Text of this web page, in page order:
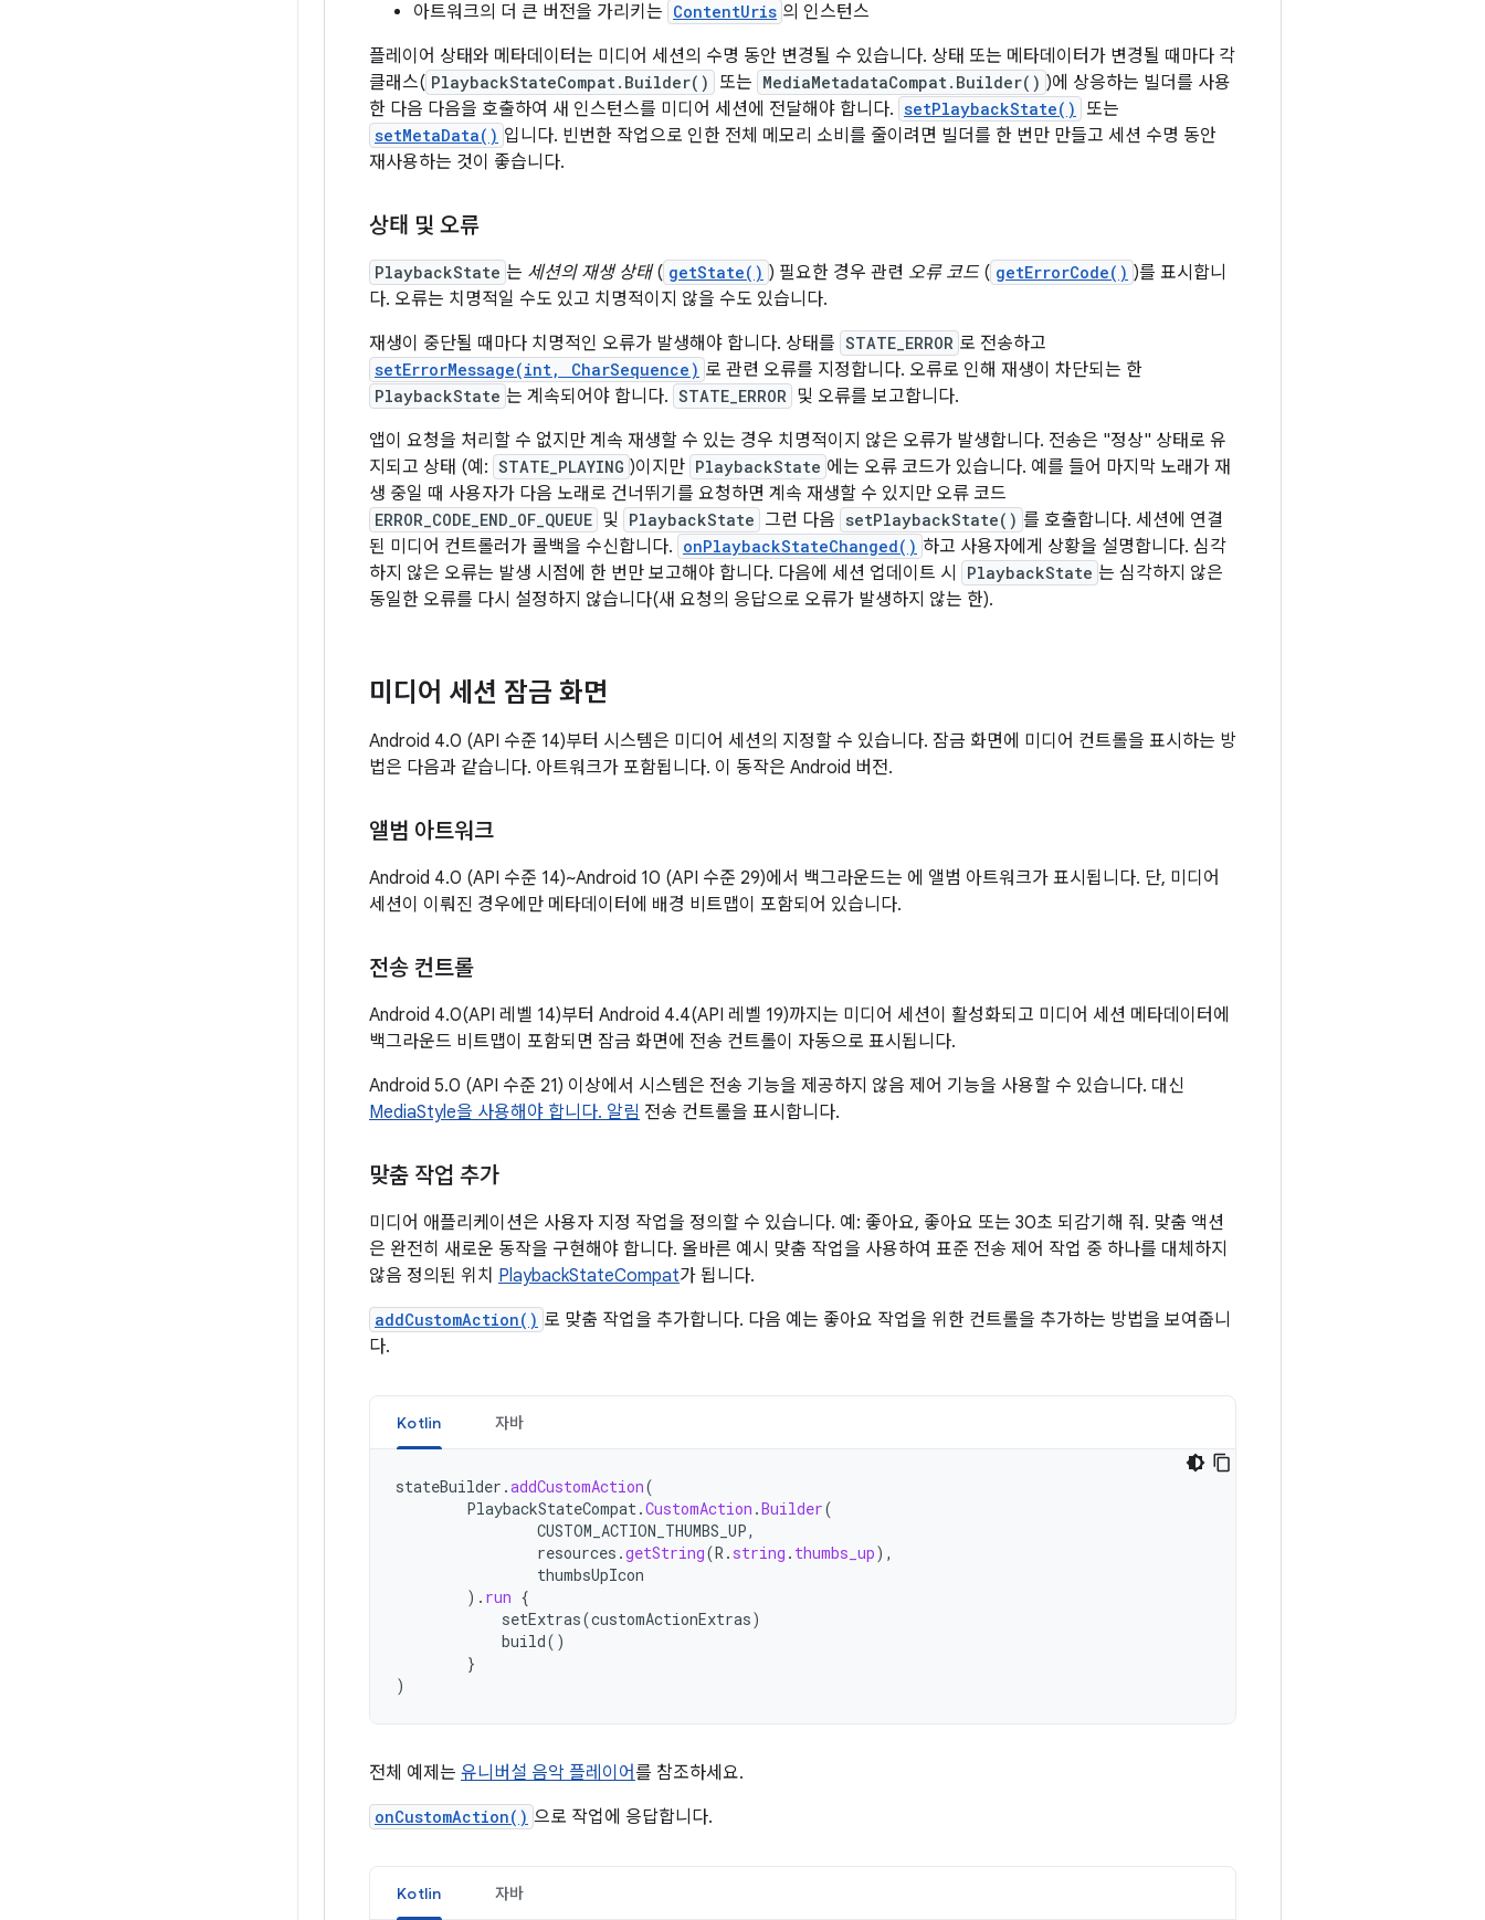
아트워크의 더 큰 버전을 가리키는 ContentUris 의 인스턴스
플레이어 상태와 메타데이터는 미디어 세션의 수명 동안 변경될 수 있습니다. 상태 또는 메타데이터가 변경될 때마다 각
클래스( PlaybackStateCompat.Builder() 또는 MediaMetadataCompat.Builder() )에 상응하는 빌더를 사용
한 다음 다음을 호출하여 새 인스턴스를 미디어 세션에 전달해야 합니다. setPlaybackState() 또는
setMetaData() 입니다. 빈번한 작업으로 인한 전체 메모리 소비를 줄이려면 빌더를 한 번만 만들고 세션 수명 동안
재사용하는 것이 좋습니다.
상태 및 오류
PlaybackState 는 세션의 재생 상태( getState() ) 필요한 경우 관련 오류 코드 ( getErrorCode() )를 표시합니
다. 오류는 치명적일 수도 있고 치명적이지 않을 수도 있습니다.
재생이 중단될 때마다 치명적인 오류가 발생해야 합니다. 상태를 STATE_ERROR 로 전송하고
setErrorMessage(int, CharSequence) 로 관련 오류를 지정합니다. 오류로 인해 재생이 차단되는 한
PlaybackState 는 계속되어야 합니다. STATE_ERROR 및 오류를 보고합니다.
앱이 요청을 처리할 수 없지만 계속 재생할 수 있는 경우 치명적이지 않은 오류가 발생합니다. 전송은 "정상" 상태로 유
지되고 상태 (예: STATE_PLAYING )이지만 PlaybackState 에는 오류 코드가 있습니다. 예를 들어 마지막 노래가 재
생 중일 때 사용자가 다음 노래로 건너뛰기를 요청하면 계속 재생할 수 있지만 오류 코드
ERROR_CODE_END_OF_QUEUE 및 PlaybackState 그런 다음 setPlaybackState() 를 호출합니다. 세션에 연결
된 미디어 컨트롤러가 콜백을 수신합니다. onPlaybackStateChanged() 하고 사용자에게 상황을 설명합니다. 심각
하지 않은 오류는 발생 시점에 한 번만 보고해야 합니다. 다음에 세션 업데이트 시
PlaybackState 는 심각하지 않은
동일한 오류를 다시 설정하지 않습니다(새 요청의 응답으로 오류가 발생하지 않는 한).
미디어 세션 잠금 화면
Android 4.0 (API 수준 14)부터 시스템은 미디어 세션의 지정할 수 있습니다. 잠금 화면에 미디어 컨트롤을 표시하는 방
법은 다음과 같습니다. 아트워크가 포함됩니다. 이 동작은 Android 버전.
앨범 아트워크
Android 4.0 (API 수준 14)~Android 10 (API 수준 29)에서 백그라운드는 에 앨범 아트워크가 표시됩니다. 단, 미디어
세션이 이뤄진 경우에만 메타데이터에 배경 비트맵이 포함되어 있습니다.
전송 컨트롤
Android 4.0(API 레벨 14)부터 Android 4.4(API 레벨 19)까지는 미디어 세션이 활성화되고 미디어 세션 메타데이터에
백그라운드 비트맵이 포함되면 잠금 화면에 전송 컨트롤이 자동으로 표시됩니다.
Android 5.0 (API 수준 21) 이상에서 시스템은 전송 기능을 제공하지 않음 제어 기능을 사용할 수 있습니다. 대신
MediaStyle을 사용해야 합니다. 알림 전송 컨트롤을 표시합니다.
맞춤 작업 추가
미디어 애플리케이션은 사용자 지정 작업을 정의할 수 있습니다. 예: 좋아요, 좋아요 또는 30초 되감기해 줘. 맞춤 액션
은 완전히 새로운 동작을 구현해야 합니다. 올바른 예시 맞춤 작업을 사용하여 표준 전송 제어 작업 중 하나를 대체하지
않음 정의된 위치 PlaybackStateCompat가 됩니다.
addCustomAction() 로 맞춤 작업을 추가합니다. 다음 예는 좋아요 작업을 위한 컨트롤을 추가하는 방법을 보여줍니
다.
Kotlin 자바
stateBuilder .addCustomAction(
PlaybackStateCompat.CustomAction .Builder(
CUSTOM_ACTION_THUMBS_UP,
resources .getString(R . string . thumbs_up),
thumbsUpIcon
). run {
setExtras(customActionExtras)
build()
}
)
전체 예제는 유니버설 음악 플레이어를 참조하세요.
onCustomAction() 으로 작업에 응답합니다.
Kotlin 자바